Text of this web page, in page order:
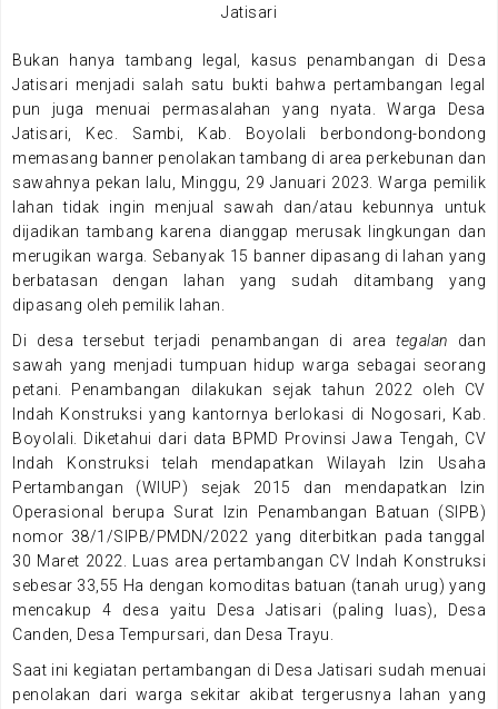
Jatisari
Bukan hanya tambang legal, kasus penambangan di Desa
Jatisari menjadi salah satu bukti bahwa pertambangan legal
pun juga menuai permasalahan yang nyata. Warga Desa
Jatisari, Kec. Sambi, Kab. Boyolali berbondong-bondong
memasang banner penolakan tambang di area perkebunan dan
sawahnya pekan lalu, Minggu, 29 Januari 2023. Warga pemilik
lahan tidak ingin menjual sawah dan/atau kebunnya untuk
dijadikan tambang karena dianggap merusak lingkungan dan
merugikan warga. Sebanyak 15 banner dipasang di lahan yang
berbatasan dengan lahan yang sudah ditambang yang
dipasang oleh pemilik lahan.
Di desa tersebut terjadi penambangan di area tegalan dan
sawah yang menjadi tumpuan hidup warga sebagai seorang
petani. Penambangan dilakukan sejak tahun 2022 oleh CV
Indah Konstruksi yang kantornya berlokasi di Nogosari, Kab.
Boyolali. Diketahui dari data BPMD Provinsi Jawa Tengah, CV
Indah Konstruksi telah mendapatkan Wilayah Izin Usaha
Pertambangan (WIUP) sejak 2015 dan mendapatkan Izin
Operasional berupa Surat Izin Penambangan Batuan (SIPB)
nomor 38/1/SIPB/PMDN/2022 yang diterbitkan pada tanggal
30 Maret 2022. Luas area pertambangan CV Indah Konstruksi
sebesar 33,55 Ha dengan komoditas batuan (tanah urug) yang
mencakup 4 desa yaitu Desa Jatisari (paling luas), Desa
Canden, Desa Tempursari, dan Desa Trayu.
Saat ini kegiatan pertambangan di Desa Jatisari sudah menuai
penolakan dari warga sekitar akibat tergerusnya lahan yang